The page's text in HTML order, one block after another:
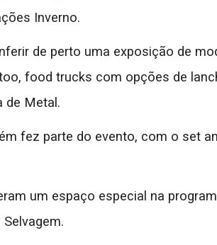
Inverno.
de perto uma exposição de
food trucks com opções de
de Metal.
fez parte do evento, com o set
um espaço especial na